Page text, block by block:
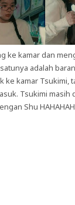
ke kamar dan
adalah
ke kamar Tsukimi,
Tsukimi masih
Shu